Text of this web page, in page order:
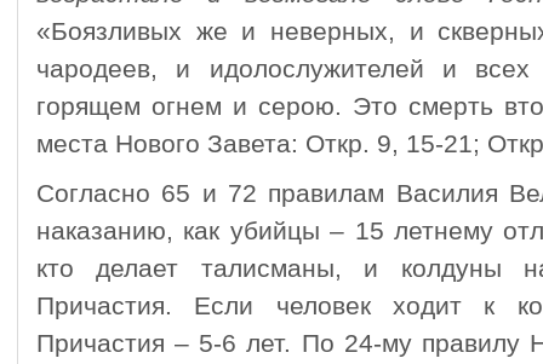
«Боязливых же и неверных, и
чародеев, и идолослужителей и
горящем огнем и серою. Это смерть
места Нового Завета: Откр. 9, 15-21;
Согласно 65 и 72 правилам Василия
наказанию, как убийцы – 15 летнему
кто делает талисманы, и колдуны
Причастия. Если человек ходит к
Причастия – 5-6 лет. По 24-му правилу